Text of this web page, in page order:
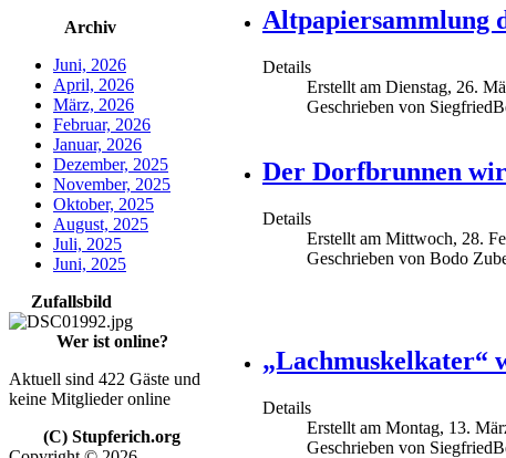
Archiv
Juni, 2026
April, 2026
März, 2026
Februar, 2026
Januar, 2026
Dezember, 2025
November, 2025
Oktober, 2025
August, 2025
Juli, 2025
Juni, 2025
Zufallsbild
Wer ist online?
Aktuell sind 422 Gäste und
keine Mitglieder online
(C) Stupferich.org
Altpapiersammlung
Details
Erstellt am Dienstag, 26.
Geschrieben von
Der Dorfbrunnen
Details
Erstellt am Mittwoch, 28.
Geschrieben von Bodo
„Lachmuskelkater“
Details
Erstellt am Montag, 13.
Geschrieben von